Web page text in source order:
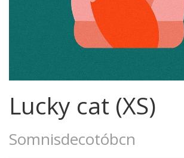
Lucky cat (XS)
Somnisdecotóbcn